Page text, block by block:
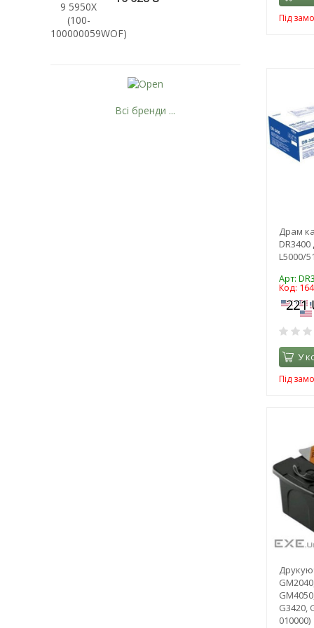
Під
Драм
DR3400
L5000/
Арт:
Код:
У
Під
G3420,
010000)
Інший
АНК
Всі бренди ...